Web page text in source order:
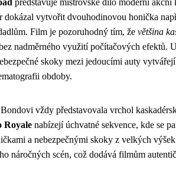
představuje mistrovské dílo moderní akční
dokázal vytvořit dvouhodinovou honička
Film je pozoruhodný tím, že většina
nadměrného využití počítačových efektů.
skoky mezi jedoucími auty
obdoby.
vždy představovala vrchol
Royale nabízejí úchvatné sekvence, kde se
a nebezpečnými skoky z velkých
náročných scén, což dodává filmům